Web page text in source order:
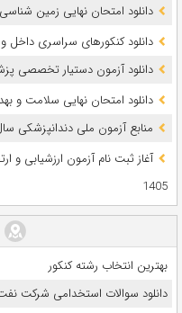
دانلود امتحان نهایی زمین شناسی
دانلود کنکورهای سراسری داخل و خارج
دانلود آزمون دستیار تخصصی پزشکی سال 1405
دانلود امتحان نهایی سلامت و بهداشت
ﻣﻨﺎﺑﻊ آزﻣﻮن ﻣﻠﯽ دندانپزشکی سال 1405 (دوره های 25 و
آغاز ثبت نام آزمون‌ ارزشیابی و
1405
بهترین انتخاب رشته کنکور
دانلود سوالات استخدامی شرکت